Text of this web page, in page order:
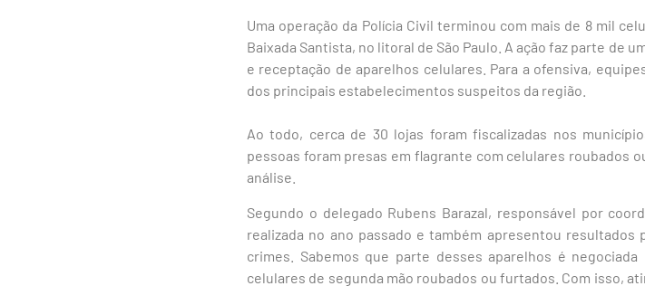
Uma operação da Polícia Civil terminou com mais de 8 mil
Baixada Santista, no litoral de São Paulo. A ação faz parte de
e receptação de aparelhos celulares. Para a ofensiva,
dos principais estabelecimentos suspeitos da região.
Ao todo, cerca de 30 lojas foram fiscalizadas nos
pessoas foram presas em flagrante com celulares roubados
análise.
Segundo o delegado Rubens Barazal, responsável por
realizada no ano passado e também apresentou
crimes. Sabemos que parte desses aparelhos é
celulares de segunda mão roubados ou furtados. Com isso,